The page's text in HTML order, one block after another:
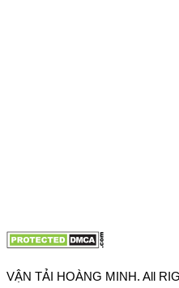
VẬN TẢI HOÀNG MINH. All